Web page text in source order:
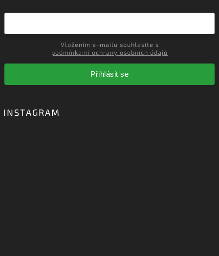
podmínkami ochrany osobních údajů
Přihlásit se
INSTAGRAM